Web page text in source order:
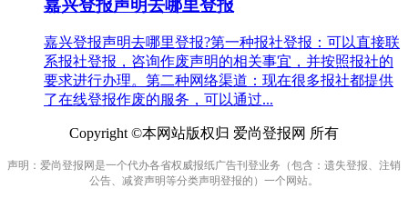
嘉兴登报声明去哪里登报
嘉兴登报声明去哪里登报?第一种报社登报：可以直接联
系报社登报，咨询作废声明的相关事宜，并按照报社的
要求进行办理。第二种网络渠道：现在很多报社都提供
了在线登报作废的服务，可以通过...
Copyright ©本网站版权归 爱尚登报网 所有
声明：爱尚登报网是一个代办各省权威报纸广告刊登业务（包含：遗失登报、注销
公告、减资声明等分类声明登报的）一个网站。